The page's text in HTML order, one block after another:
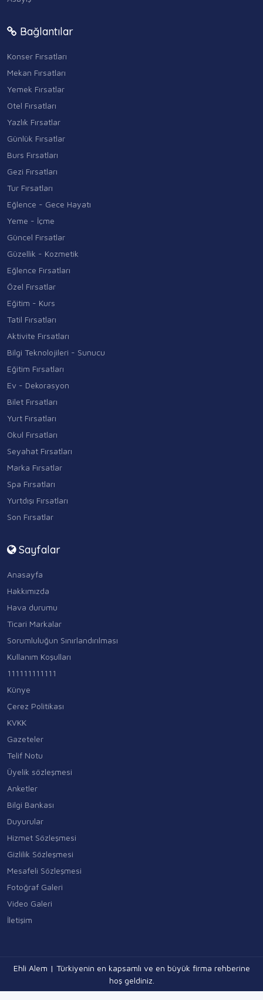
Bağlantılar
Konser Fırsatları
Mekan Fırsatları
Yemek Fırsatlar
Otel Fırsatları
Yazlık Fırsatlar
Günlük Fırsatlar
Burs Fırsatları
Gezi Fırsatları
Tur Fırsatları
Eğlence - Gece Hayatı
Yeme - İçme
Güncel Fırsatlar
Güzellik - Kozmetik
Eğlence Fırsatları
Özel Fırsatlar
Eğitim - Kurs
Tatil Fırsatları
Aktivite Fırsatları
Bilgi Teknolojileri - Sunucu
Eğitim Fırsatları
Ev - Dekorasyon
Bilet Fırsatları
Yurt Fırsatları
Okul Fırsatları
Seyahat Fırsatları
Marka Fırsatlar
Spa Fırsatları
Yurtdışı Fırsatları
Son Fırsatlar
Sayfalar
Anasayfa
Hakkımızda
Hava durumu
Ticari Markalar
Sorumluluğun Sınırlandırılması
Kullanım Koşulları
111111111111
Künye
Çerez Politikası
KVKK
Gazeteler
Telif Notu
Üyelik sözleşmesi
Anketler
Bilgi Bankası
Duyurular
Hizmet Sözleşmesi
Gizlilik Sözleşmesi
Mesafeli Sözleşmesi
Fotoğraf Galeri
Video Galeri
İletişim
Ehli Alem | Türkiyenin en kapsamlı ve en büyük firma rehberine
hoş geldiniz.